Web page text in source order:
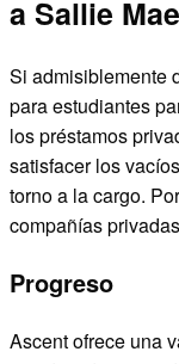
a Sallie Mae
Si admisiblemente
para estudiantes
los préstamos
satisfacer los
torno a la cargo.
compañías
Progreso
Ascent ofrece una